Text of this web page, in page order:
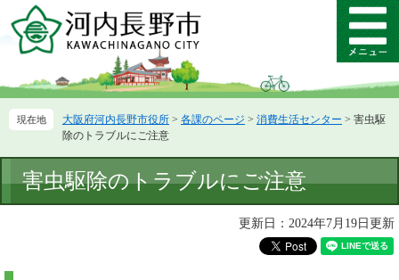
ー
先
ニ
を
て
メ
ニ
ー
大阪府河内長野市役所 > 各課のページ > 消費生活センター > 害虫駆
除のトラブルにご注意
文
害虫駆除のトラブルにご注意
更新日：2024年7月19日更新